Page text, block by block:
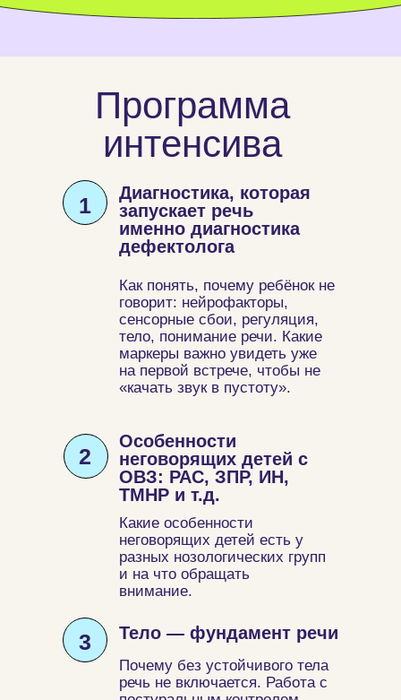
1
Диагностика, которая
запускает речь
именно диагностика
дефектолога
Как понять, почему ребёнок не
говорит: нейрофакторы,
сенсорные сбои, регуляция,
тело, понимание речи. Какие
маркеры важно увидеть уже
на первой встрече, чтобы не
«качать звук в пустоту».
2
Особенности
неговорящих детей с
ОВЗ: РАС, ЗПР, ИН,
ТМНР и т.д.
Какие особенности
неговорящих детей есть у
разных нозологических групп
и на что обращать
внимание.
3 Тело — фундамент речи
Почему без устойчивого тела
речь не включается. Работа с
Программа
интенсива